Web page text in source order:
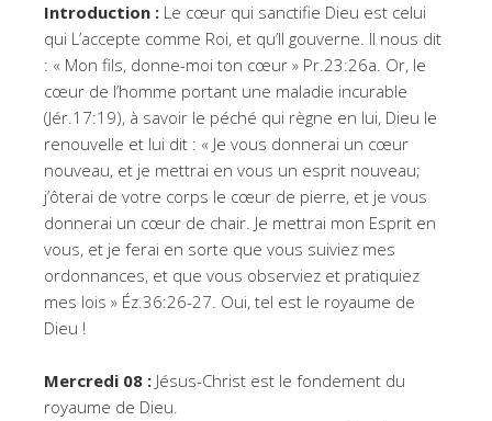
Introduction : Le cœur qui sanctifie Dieu est celui
qui L’accepte comme Roi, et qu’Il gouverne. Il nous dit
: « Mon fils, donne-moi ton cœur » Pr.23:26a. Or, le
cœur de l’homme portant une maladie incurable
(Jér.17:19), à savoir le péché qui règne en lui, Dieu le
renouvelle et lui dit : « Je vous donnerai un cœur
nouveau, et je mettrai en vous un esprit nouveau;
j’ôterai de votre corps le cœur de pierre, et je vous
donnerai un cœur de chair. Je mettrai mon Esprit en
vous, et je ferai en sorte que vous suiviez mes
ordonnances, et que vous observiez et pratiquiez
mes lois » Éz.36:26-27. Oui, tel est le royaume de
Dieu !
Mercredi 08 : Jésus-Christ est le fondement du
royaume de Dieu.